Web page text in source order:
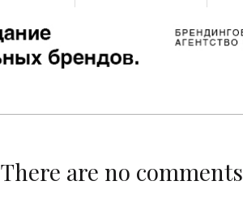
There are no comments